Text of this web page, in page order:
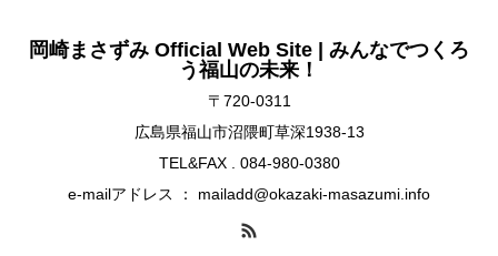
岡崎まさずみ Official Web Site | みんなでつくろ
う福山の未来！
〒720-0311
広島県福山市沼隈町草深1938-13
TEL&FAX . 084-980-0380
e-mailアドレス ： mailadd@okazaki-masazumi.info